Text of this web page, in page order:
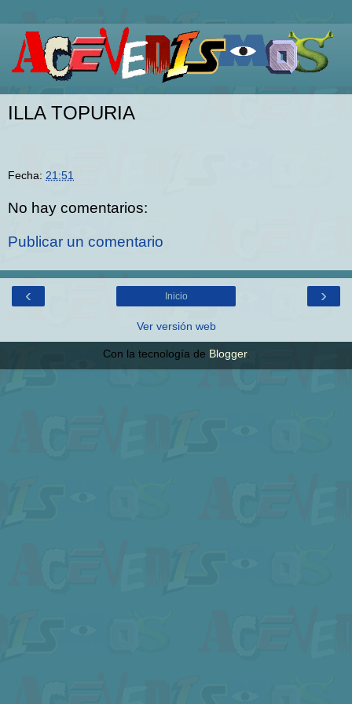
ILLA TOPURIA
Fecha: 21:51
No hay comentarios:
Publicar un comentario
‹ ›
Inicio
Ver versión web
Con la tecnología de Blogger.